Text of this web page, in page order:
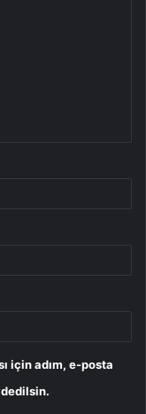
için adım, e-posta